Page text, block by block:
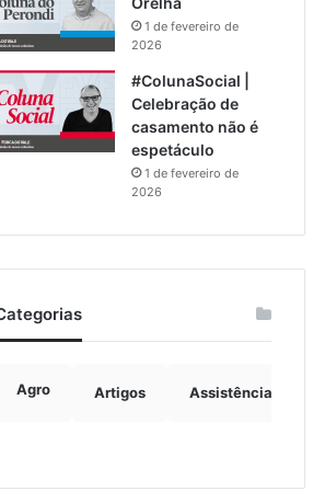
1 de fevereiro de
2026
#ColunaSocial |
Celebração de
casamento não é
espetáculo
1 de fevereiro de
2026
Agro Artigos Assistência Social